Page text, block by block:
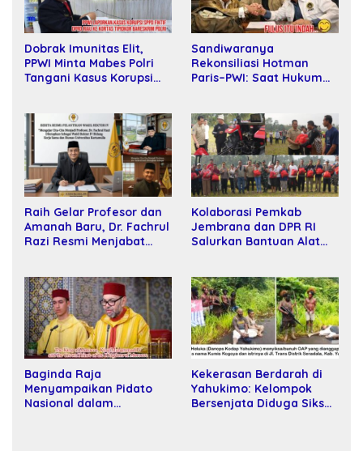
Dobrak Imunitas Elit,
PPWI Minta Mabes Polri
Tangani Kasus Korupsi
Sandiwaranya
Rekonsiliasi Hotman
Paris–PWI: Saat Hukum
Raih Gelar Profesor dan
Amanah Baru, Dr. Fachrul
Razi Resmi Menjabat
Kolaborasi Pemkab
Jembrana dan DPR RI
Salurkan Bantuan Alat
Baginda Raja
Menyampaikan Pidato
Nasional dalam
Kekerasan Berdarah di
Yahukimo: Kelompok
Bersenjata Diduga Siksa